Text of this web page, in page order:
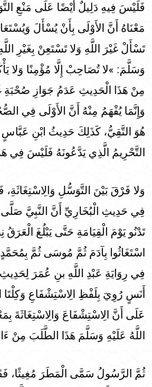
فَلَيْسَ فِيهِ دَلِيلٌ أَيْضًا عَلَى مَنْعِ
مَعْنَاهُ أَنَّ الأَوْلَى بِأَنْ يُسْأَلَ
تَسْأَلْ غَيْرَ اللَّهِ وَلا تَسْتَعِنْ بِغَيْرِ
وَسَلَّمَ: »لا تُصَاحِبْ إِلَّا مُؤْمِنًا وَلا
مِنْ هَذَا الْحَدِيثِ عَدَمُ جَوَازِ صُحْبَةِ
وَإِنَّمَا يُفْهَمُ مِنْهُ أَنَّ الأَوْلَى فِي
هُوَ التَّقِيُّ، كَذَلِكَ حَدِيثُ ابْنِ عَبَّاسٍ لا
التَّحْرِيمُ الَّذِي يَدَّعُونَهُ فَلَيْسَ فِي
وَلا فَرْقَ بَيْنَ التَّوَسُّلِ
فِي حَدِيثِ الْبُخَارِيِّ أَنَّ النَّبِيَّ
تَدْنُو يَوْمَ الْقِيَامَةِ حَتَّى يَبْلُغَ
اسْتَغَاثُوا بِآدَمَ ثُمَّ مُوسَى ثُمَّ
فِي رِوَايَةِ عَبْدِ اللَّهِ بنِ عُمَرَ
أَنَسٍ رُوِيَ بِلَفْظِ الِاسْتِشْفَاعِ
عَلَى أَنَّ الِاسْتِشْفَاعَ
اللَّهُ عَلَيْهِ وَسَلَّمَ هَذَا الطَّلَبَ مِنْ
ثُمَّ الرَّسُولُ سَمَّى الْمَطَرَ مُغِيثًا،